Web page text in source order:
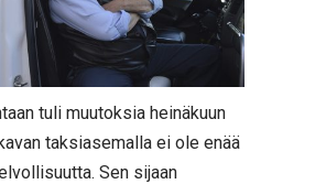
tuli muutoksia heinäkuun
taksiasemalla ei ole enää
Sen sijaan